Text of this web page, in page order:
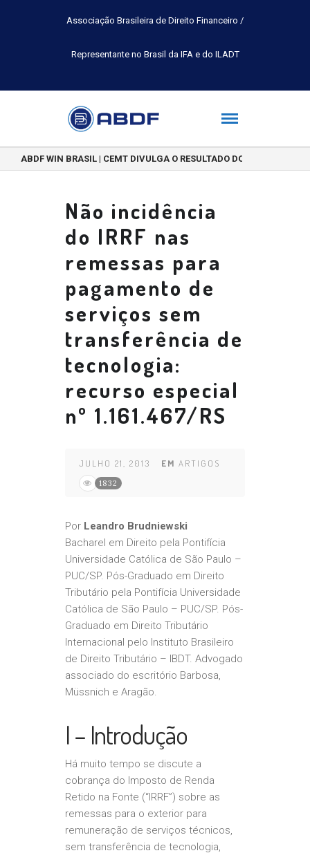
Associação Brasileira de Direito Financeiro /
Representante no Brasil da IFA e do ILADT
ABDF WIN BRASIL | CEMT DIVULGA O RESULTADO DO CONCURSO
Não incidência
do IRRF nas
remessas para
pagamento de
serviços sem
transferência de
tecnologia:
recurso especial
nº 1.161.467/RS
JULHO 21, 2013 EM ARTIGOS
1832
Por Leandro Brudniewski
Bacharel em Direito pela Pontifícia
Universidade Católica de São Paulo –
PUC/SP. Pós-Graduado em Direito
Tributário pela Pontifícia Universidade
Católica de São Paulo – PUC/SP. Pós-
Graduado em Direito Tributário
Internacional pelo Instituto Brasileiro
de Direito Tributário – IBDT. Advogado
associado do escritório Barbosa,
Müssnich e Aragão.
I – Introdução
Há muito tempo se discute a
cobrança do Imposto de Renda
Retido na Fonte (“IRRF”) sobre as
remessas para o exterior para
remuneração de serviços técnicos,
sem transferência de tecnologia,